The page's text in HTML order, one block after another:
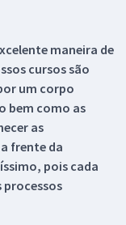
maneira de
cursos são
um corpo
bem como as
as
frente da
pois cada